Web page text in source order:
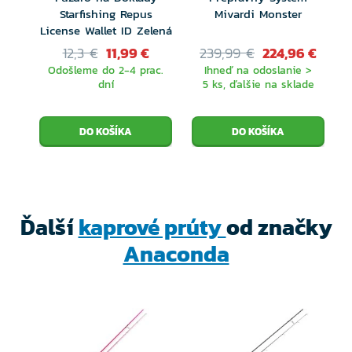
uhlíkového vlákna. Cez svoju nízku hmotnosť má
prút dostatočné rezervy aj na boj so silným
súperom.
Starfishing Repus
License Wallet ID Zelená
12,3 € 11,99 €
Odošleme do 2-4 prac.
dní
Mivardi Monster
239,99 € 224,96 €
Ihneď na odoslanie >
5 ks, ďalšie na sklade
Ďalšíkaprové prútyod značky
Anaconda